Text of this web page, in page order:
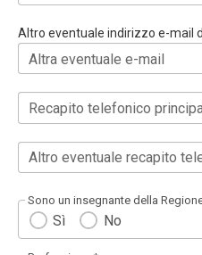
Altro eventuale indirizzo e-mail
Altra eventuale e-mail
Recapito telefonico
Altro eventuale recapito
Sono un insegnante della
Sì No